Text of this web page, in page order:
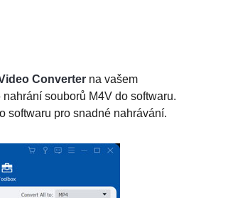
Converter na vašem
nahrání souborů M4V do softwaru.
softwaru pro snadné nahrávání.